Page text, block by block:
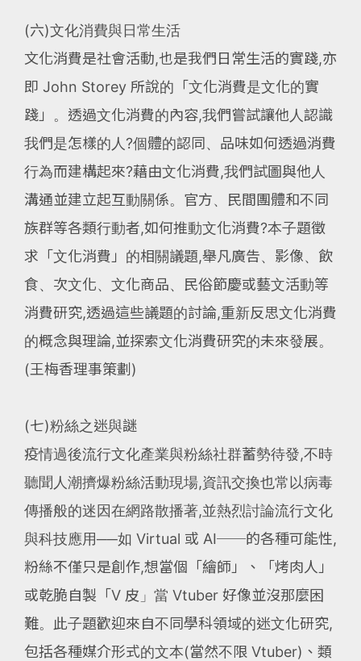
(六)文化消費與日常生活
文化消費是社會活動,也是我們日常生活的實踐,亦
即 John Storey 所說的「文化消費是文化的實
踐」。透過文化消費的內容,我們嘗試讓他人認識
我們是怎樣的人?個體的認同、品味如何透過消費
行為而建構起來?藉由文化消費,我們試圖與他人
溝通並建立起互動關係。官方、民間團體和不同
族群等各類行動者,如何推動文化消費?本子題徵
求「文化消費」的相關議題,舉凡廣告、影像、飲
食、次文化、文化商品、民俗節慶或藝文活動等
消費研究,透過這些議題的討論,重新反思文化消費
的概念與理論,並探索文化消費研究的未來發展。
(王梅香理事策劃)
(七)粉絲之迷與謎
疫情過後流行文化產業與粉絲社群蓄勢待發,不時
聽聞人潮擠爆粉絲活動現場,資訊交換也常以病毒
傳播般的迷因在網路散播著,並熱烈討論流行文化
與科技應用──如 Virtual 或 AI──的各種可能性,
粉絲不僅只是創作,想當個「繪師」、「烤肉人」
或乾脆自製「V 皮」當 Vtuber 好像並沒那麼困
難。此子題歡迎來自不同學科領域的迷文化研究,
包括各種媒介形式的文本(當然不限 Vtuber)、類